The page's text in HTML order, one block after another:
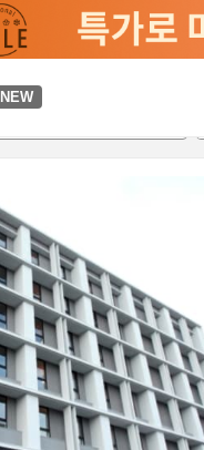
NEW
시설/서비스